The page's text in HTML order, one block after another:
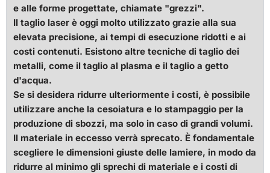
e alle forme progettate, chiamate "grezzi".
Il taglio laser è oggi molto utilizzato grazie alla sua
elevata precisione, ai tempi di esecuzione ridotti e ai
costi contenuti. Esistono altre tecniche di taglio dei
metalli, come il taglio al plasma e il taglio a getto
d'acqua.
Se si desidera ridurre ulteriormente i costi, è possibile
utilizzare anche la cesoiatura e lo stampaggio per la
produzione di sbozzi, ma solo in caso di grandi volumi.
Il materiale in eccesso verrà sprecato. È fondamentale
scegliere le dimensioni giuste delle lamiere, in modo da
ridurre al minimo gli sprechi di materiale e i costi di